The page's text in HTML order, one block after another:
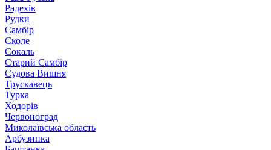
Радехів
Рудки
Самбір
Сколе
Сокаль
Старий Самбір
Судова Вишня
Трускавець
Турка
Ходорів
Червоноград
Миколаївська область
Арбузинка